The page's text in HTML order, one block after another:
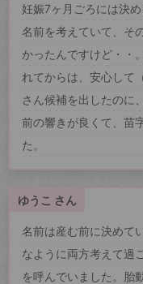
妊娠7ヶ月ごろには決
名前を考えていて、そ
かったんですけど・・
れてからは、安心して
さん候補を出したのに
前の響きが良くて、苗
た。
ゆうこ さん
名前は産む前に決めて
なように両方考えて過
を呼んでいました。胎